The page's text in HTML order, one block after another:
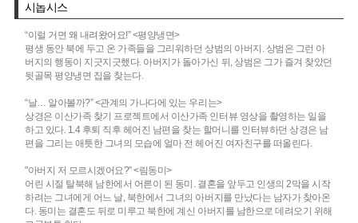
시놉시스
“이럴 거면 왜 내려왔어요!” <평양냉면>
평생 동안 북에 두고 온 가족들을 그리워하던 상범의 아버지. 상범은 그런 아
버지의 행동이 지긋지긋했다. 아버지가 돌아가신 뒤, 상범은 그가 즐겨 찾았던
뒷골목 평양냉면 집을 찾는다.
“날… 알아볼까?” <관계의 가나다에 있는 우리는>
상경은 이산가족 찾기 프로젝트에서 이산가족 인터뷰 영상을 촬영하는 일을
하고 있다. 1.4 후퇴 직후 헤어진 남편을 찾는 할머니를 인터뷰하던 상경은 남
편을 그리는 애틋한 그녀의 모습에 얼마 전 헤어진 여자친구를 떠올린다.
"아버지 저 모르시겠어요?” <림동미>
어린 시절 탈북해 남한에서 어른이 된 동미. 결혼을 앞두고 인생의 2막을 시작
하려는 그녀에게 어느 날, 북한에서 그녀의 아버지를 만났다는 남자가 찾아온
다. 동미는 결혼도 뒤로 미루고 북한에 계신 아버지를 남한으로 데려오기 위해